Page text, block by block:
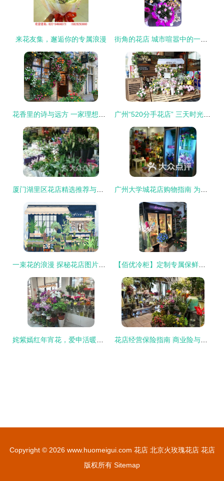
来花友集，邂逅你的专属浪漫
Copyright © 2026 www.huomeigui.com 花店 北京火玫瑰花店 花店
版权所有 Sitemap